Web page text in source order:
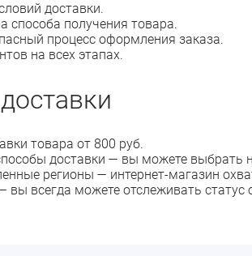
доставки.
способа получения товара.
процесс оформления заказа.
на всех этапах.
товара от 800 руб.
доставки — вы можете выбрать
регионы — интернет-магазин
вы всегда можете отслеживать статус